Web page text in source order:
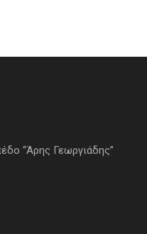
“Άρης Γεωργιάδης”